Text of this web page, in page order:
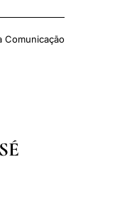
Comunicação